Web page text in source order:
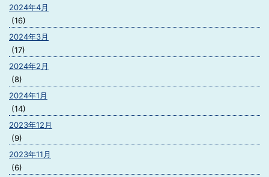
2024年4月
(16)
2024年3月
(17)
2024年2月
(8)
2024年1月
(14)
2023年12月
(9)
2023年11月
(6)